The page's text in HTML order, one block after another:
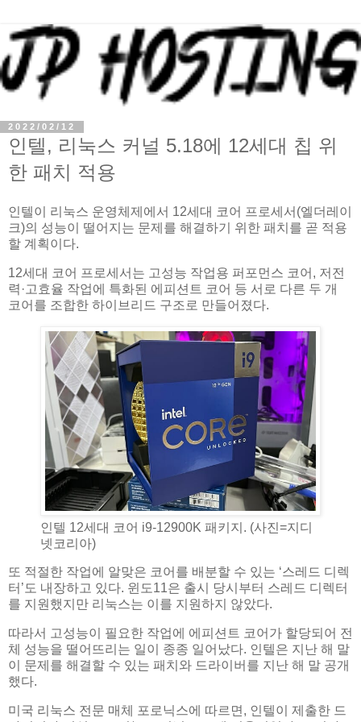
2022/02/12
인텔, 리눅스 커널 5.18에 12세대 칩 위
한 패치 적용
인텔이 리눅스 운영체제에서 12세대 코어 프로세서(엘더레이
크)의 성능이 떨어지는 문제를 해결하기 위한 패치를 곧 적용
할 계획이다.
12세대 코어 프로세서는 고성능 작업용 퍼포먼스 코어, 저전
력·고효율 작업에 특화된 에피션트 코어 등 서로 다른 두 개
코어를 조합한 하이브리드 구조로 만들어졌다.
인텔 12세대 코어 i9-12900K 패키지. (사진=지디
넷코리아)
또 적절한 작업에 알맞은 코어를 배분할 수 있는 ‘스레드 디렉
터’도 내장하고 있다. 윈도11은 출시 당시부터 스레드 디렉터
를 지원했지만 리눅스는 이를 지원하지 않았다.
따라서 고성능이 필요한 작업에 에피션트 코어가 할당되어 전
체 성능을 떨어뜨리는 일이 종종 일어났다. 인텔은 지난 해 말
이 문제를 해결할 수 있는 패치와 드라이버를 지난 해 말 공개
했다.
미국 리눅스 전문 매체 포로닉스에 따르면, 인텔이 제출한 드